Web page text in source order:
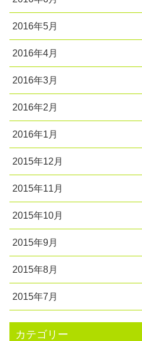
2016年5月
2016年4月
2016年3月
2016年2月
2016年1月
2015年12月
2015年11月
2015年10月
2015年9月
2015年8月
2015年7月
カテゴリー